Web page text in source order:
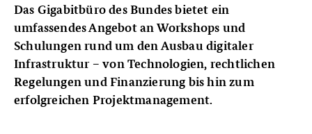
Das Gigabitbüro des Bundes bietet ein
umfassendes Angebot an Workshops und
Schulungen rund um den Ausbau digitaler
Infrastruktur – von Technologien, rechtlichen
Regelungen und Finanzierung bis hin zum
erfolgreichen Projektmanagement.